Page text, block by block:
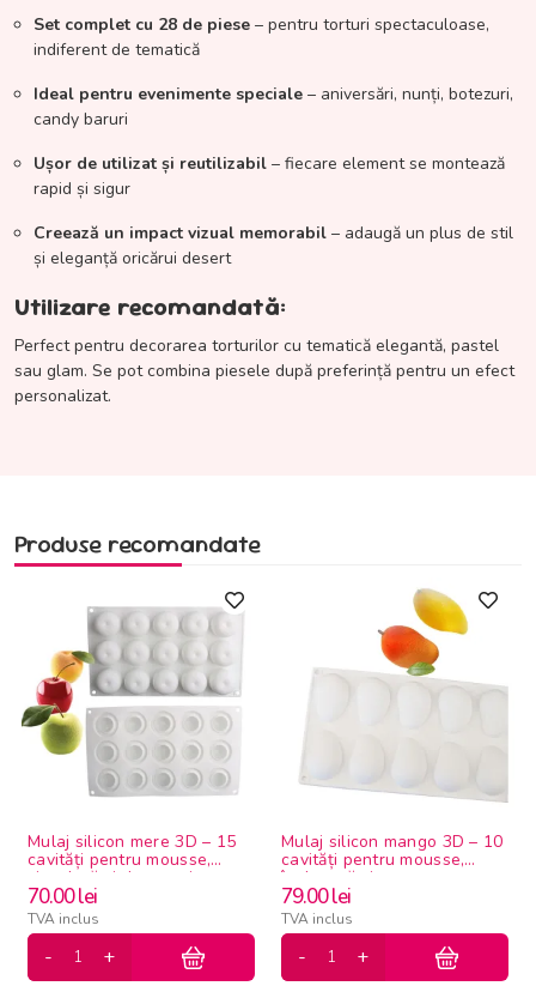
Set complet cu 28 de piese – pentru torturi spectaculoase,
indiferent de tematică
Ideal pentru evenimente speciale – aniversări, nunți, botezuri,
candy baruri
Ușor de utilizat și reutilizabil – fiecare element se montează
rapid și sigur
Creează un impact vizual memorabil – adaugă un plus de stil
și eleganță oricărui desert
Utilizare recomandată:
Perfect pentru decorarea torturilor cu tematică elegantă, pastel
sau glam. Se pot combina piesele după preferință pentru un efect
personalizat.
Produse recomandate
Mulaj silicon mere 3D – 15
cavități pentru mousse,
ciocolată și deserturi
moderne
70.00lei
TVA inclus
Mulaj silicon mango 3D – 10
cavități pentru mousse,
înghețată și panna cotta
79.00lei
TVA inclus